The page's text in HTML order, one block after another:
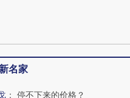
名家
： 停不下来的价格？